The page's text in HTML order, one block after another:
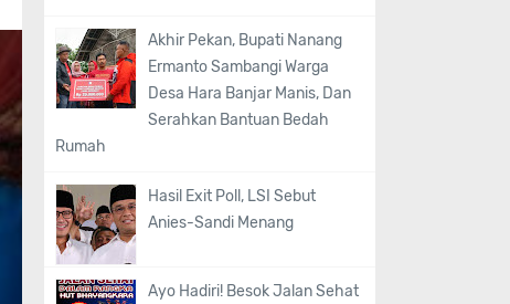
Akhir Pekan, Bupati Nanang
Ermanto Sambangi Warga
Desa Hara Banjar Manis, Dan
Serahkan Bantuan Bedah
Rumah
Hasil Exit Poll, LSI Sebut
Anies-Sandi Menang
Ayo Hadiri! Besok Jalan Sehat